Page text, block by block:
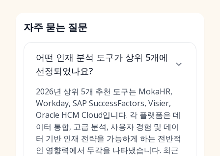
자주 묻는 질문
어떤 인재 분석 도구가 상위 5개에
선정되었나요?
2026년 상위 5개 추천 도구는 MokaHR,
Workday, SAP SuccessFactors, Visier,
Oracle HCM Cloud입니다. 각 플랫폼은 데
이터 통합, 고급 분석, 사용자 경험 및 데이
터 기반 인재 전략을 가능하게 하는 전반적
인 영향력에서 두각을 나타냈습니다. 최근